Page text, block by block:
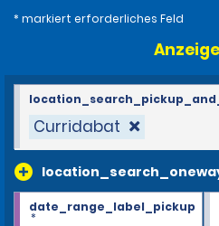
* markiert erforderliches Feld
Curridabat
date_range_label_pickup
*